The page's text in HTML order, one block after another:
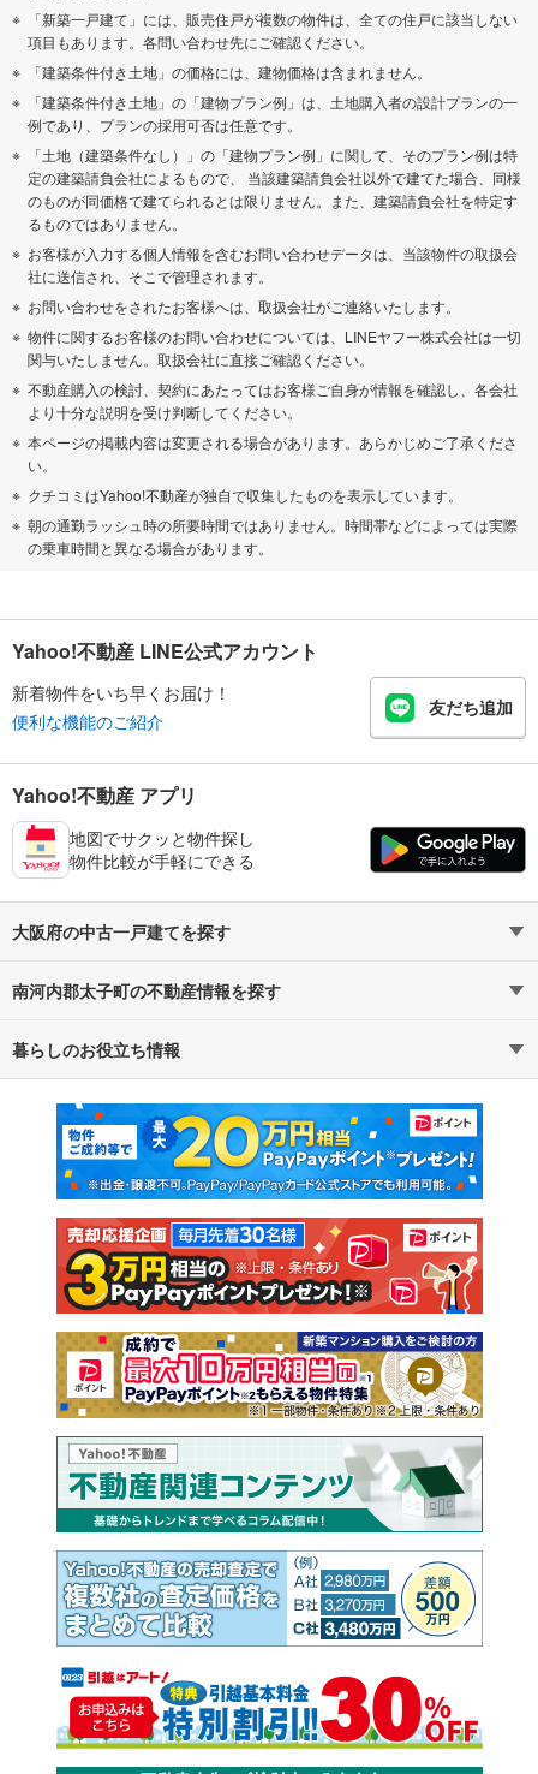
「新築一戸建て」には、販売住戸が複数の物件は、全ての住戸に該当しない
項目もあります。各問い合わせ先にご確認ください。
「建築条件付き土地」の価格には、建物価格は含まれません。
「建築条件付き土地」の「建物プラン例」は、土地購入者の設計プランの一
例であり、プランの採用可否は任意です。
「土地（建築条件なし）」の「建物プラン例」に関して、そのプラン例は特
定の建築請負会社によるもので、 当該建築請負会社以外で建てた場合、同様
のものが同価格で建てられるとは限りません。また、建築請負会社を特定す
るものではありません。
お客様が入力する個人情報を含むお問い合わせデータは、当該物件の取扱会
社に送信され、そこで管理されます。
お問い合わせをされたお客様へは、取扱会社がご連絡いたします。
物件に関するお客様のお問い合わせについては、LINEヤフー株式会社は一切
関与いたしません。取扱会社に直接ご確認ください。
不動産購入の検討、契約にあたってはお客様ご自身が情報を確認し、各会社
より十分な説明を受け判断してください。
本ページの掲載内容は変更される場合があります。あらかじめご了承くださ
い。
クチコミはYahoo!不動産が独自で収集したものを表示しています。
朝の通勤ラッシュ時の所要時間ではありません。時間帯などによっては実際
の乗車時間と異なる場合があります。
Yahoo!不動産 LINE公式アカウント
新着物件をいち早くお届け！
便利な機能のご紹介
友だち追加
Yahoo!不動産 アプリ
地図でサクッと物件探し
物件比較が手軽にできる
大阪府の中古一戸建てを探す
路線・駅から探す
通勤・通学時間から探す
南河内郡太子町の不動産情報を探す
不動産・住宅
新築マンション 中古マンション
新築一戸建て 中古一戸建て
注文住宅 土地
売却査定
暮らしのお役立ち情報
マンションカタログ 教えて！住まいの先生